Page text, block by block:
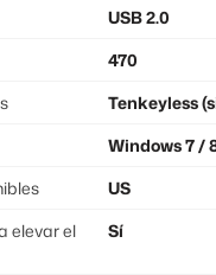
USB 2.0
470
Tenkeyless
Windows 7 /
US
elevar el
Sí